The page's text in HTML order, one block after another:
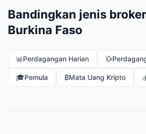
Bandingkan jenis
Burkina Faso
📊 Perdagangan Harian 💱
🎓Pemula ₿Mata Uang Kripto